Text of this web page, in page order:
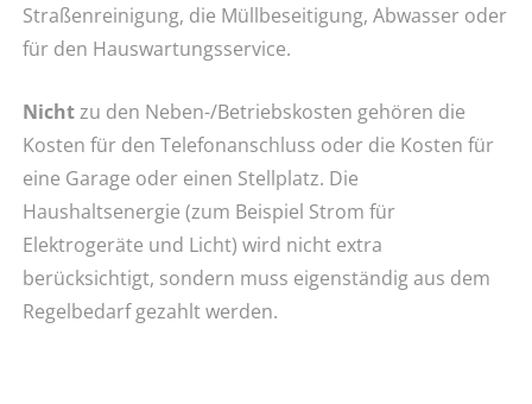
Straßenreinigung, die Müllbeseitigung, Abwasser oder
für den Hauswartungsservice.
Nichtzu den Neben-/Betriebskosten gehören die
Kosten für den Telefonanschluss oder die Kosten für
eine Garage oder einen Stellplatz. Die
Haushaltsenergie (zum Beispiel Strom für
Elektrogeräte und Licht) wird nicht extra
berücksichtigt, sondern muss eigenständig aus dem
Regelbedarf gezahlt werden.